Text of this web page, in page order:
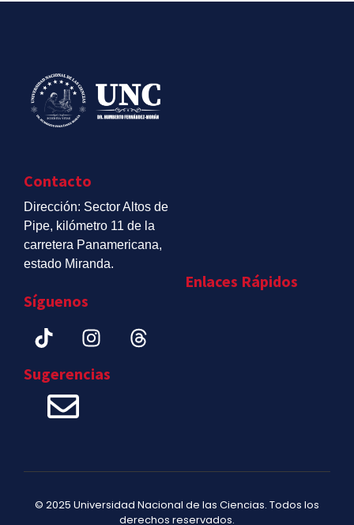
Contacto
Dirección: Sector Altos de
Pipe, kilómetro 11 de la
carretera Panamericana,
estado Miranda.
Síguenos
Sugerencias
Enlaces Rápidos
© 2025 Universidad Nacional de las Ciencias. Todos los
derechos reservados.